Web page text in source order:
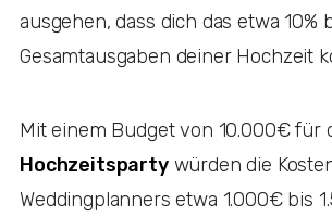
ausgehen, dass dich das etwa 10%
Gesamtausgaben deiner Hochzeit
Mit einem Budget von 10.000€ für
Hochzeitspartywürden die
Weddingplanners etwa 1.000€ bis